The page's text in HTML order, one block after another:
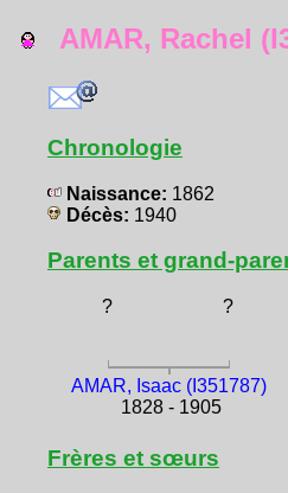
AMAR, Rachel
Chronologie
Naissance: 1862
Décès: 1940
Parents et grand-
? ?
AMAR, Isaac (I351787)
1828 - 1905
Frères et sœurs